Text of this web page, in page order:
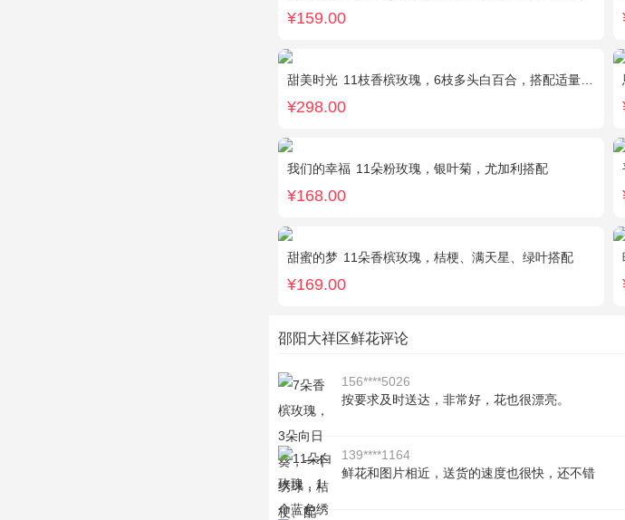
¥159.00
甜美时光 11枝香槟玫瑰，6枝多头白百合，搭配适量尤加利叶装饰
¥298.00
我们的幸福 11朵粉玫瑰，银叶菊，尤加利搭配
¥168.00
甜蜜的梦 11朵香槟玫瑰，桔梗、满天星、绿叶搭配
¥169.00
邵阳大祥区鲜花评论
156****5026
按要求及时送达，非常好，花也很漂亮。
139****1164
鲜花和图片相近，送货的速度也很快，还不错